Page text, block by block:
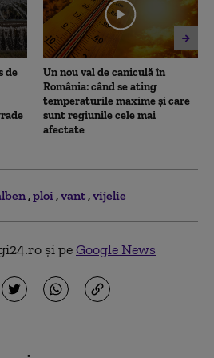
de
Un nou val de caniculă în
România: când se ating
temperaturile maxime și care
sunt regiunile cele mai
afectate
ploi vant vijelie
și peGoogle News